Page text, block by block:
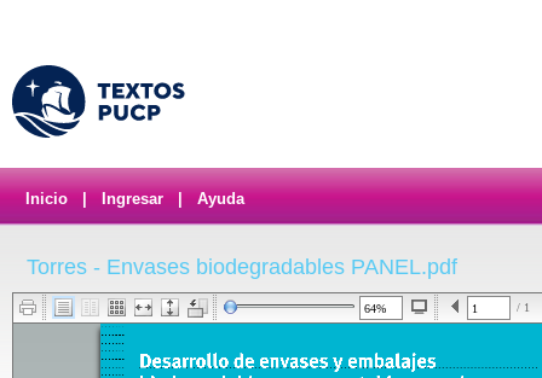
Inicio Ingresar Ayuda
Torres - Envases biodegradables PANEL.pdf
/ 1